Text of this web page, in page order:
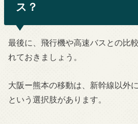
ス？
最後に、飛行機や高速バスとの比
れておきましょう。
大阪ー熊本の移動は、新幹線以外
という選択肢があります。